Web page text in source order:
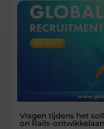
Vragen tijdens het
on Rails-